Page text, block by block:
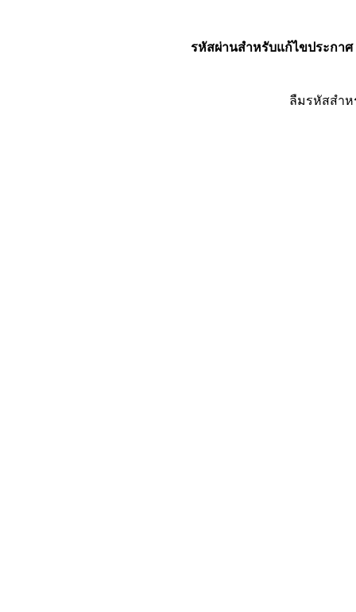
รหัสผ่านสำหรับแก้ไขประกาศ
ลืมรหัสสำ